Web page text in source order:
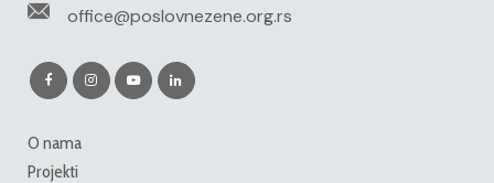
office@poslovnezene.org.rs
O nama
Projekti